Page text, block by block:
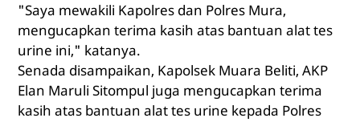
"Saya mewakili Kapolres dan Polres Mura,
mengucapkan terima kasih atas bantuan alat tes
urine ini," katanya.
Senada disampaikan, Kapolsek Muara Beliti, AKP
Elan Maruli Sitompul juga mengucapkan terima
kasih atas bantuan alat tes urine kepada Polres